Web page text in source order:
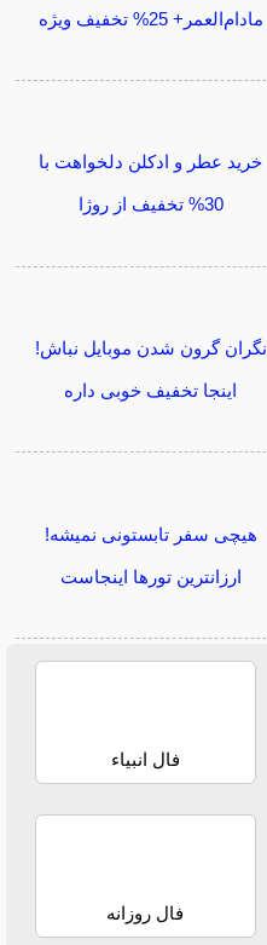
مادام‌العمر+ 25% تخفیف ویژه
خرید عطر و ادکلن دلخواهت با
30% تخفیف از روژا
نگران گرون شدن موبایل نباش!
اینجا تخفیف خوبی داره
هیچی سفر تابستونی نمیشه!
ارزانترین تورها اینجاست
فال انبیاء
فال روزانه